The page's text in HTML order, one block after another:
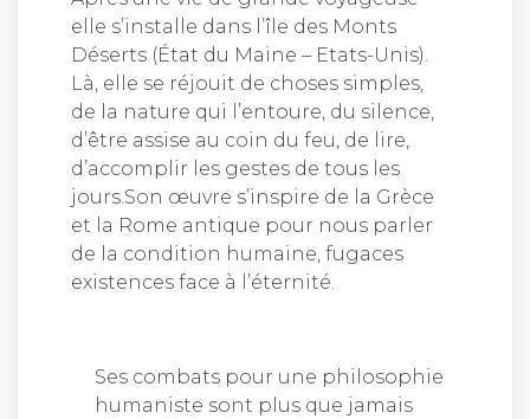
elle s’installe dans l’île des Monts
Déserts (État du Maine – Etats-Unis).
Là, elle se réjouit de choses simples,
de la nature qui l’entoure, du silence,
d’être assise au coin du feu, de lire,
d’accomplir les gestes de tous les
jours.Son œuvre s’inspire de la Grèce
et la Rome antique pour nous parler
de la condition humaine, fugaces
existences face à l’éternité.
Ses combats pour une philosophie
humaniste sont plus que jamais